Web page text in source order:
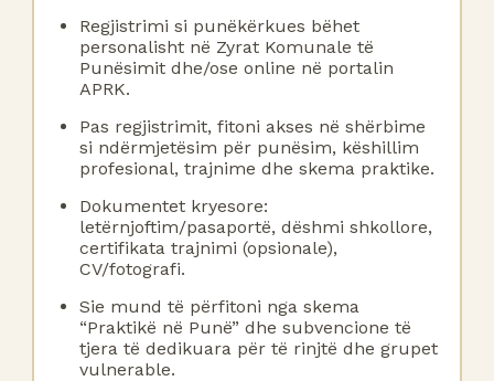
Regjistrimi si punëkërkues bëhet
personalisht në Zyrat Komunale të
Punësimit dhe/ose online në portalin
APRK.
Pas regjistrimit, fitoni akses në shërbime
si ndërmjetësim për punësim, këshillim
profesional, trajnime dhe skema praktike.
Dokumentet kryesore:
letërnjoftim/pasaportë, dëshmi shkollore,
certifikata trajnimi (opsionale),
CV/fotografi.
Sie mund të përfitoni nga skema
“Praktikë në Punë” dhe subvencione të
tjera të dedikuara për të rinjtë dhe grupet
vulnerable.